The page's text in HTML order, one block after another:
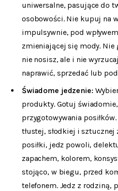
uniwersalne, pasujące do
osobowości. Nie kupuj na
impulsywnie, pod
zmieniającej się mody.
nie nosisz, ale i nie
naprawić, sprzedać lub
Świadome jedzenie:
produkty. Gotuj
przygotowywania
tłustej, słodkiej i sztucznej
posiłki, jedz powoli,
zapachem, kolorem,
stojąco, w biegu, przed
telefonem. Jedz z rodziną,